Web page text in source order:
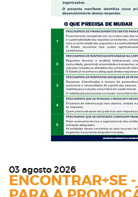
03 agosto 2026
ENCONTRAR+SE